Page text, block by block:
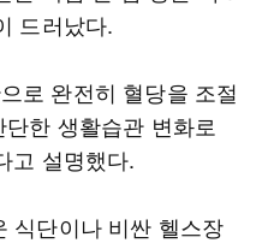
드러났다.
로 완전히 혈당을 조절
한 생활습관 변화로
고 설명했다.
식단이나 비싼 헬스장